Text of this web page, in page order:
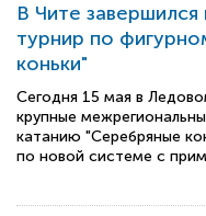
В Чите
турнир по
коньки"
Сегодня 15 мая в
крупные
катанию "Серебряные
по новой системе с